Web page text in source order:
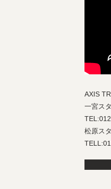
AXIS
一宮ス
松原ス